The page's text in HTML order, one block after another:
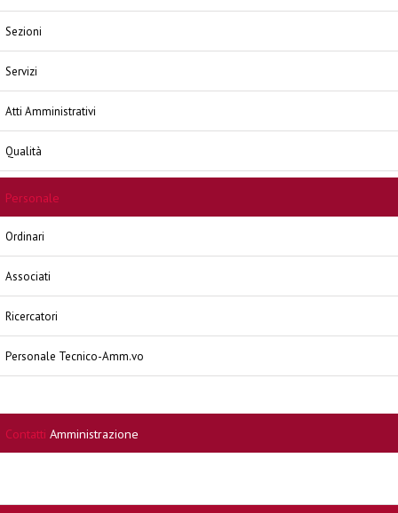
Sezioni
Servizi
Atti Amministrativi
Qualità
Personale
Ordinari
Associati
Ricercatori
Personale Tecnico-Amm.vo
Contatti Amministrazione